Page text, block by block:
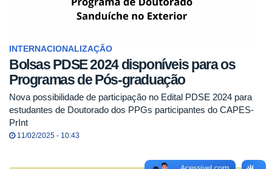
INTERNACIONALIZAÇÃO
Bolsas PDSE 2024 disponíveis para os
Programas de Pós-graduação
Nova possibilidade de participação no Edital PDSE 2024 para
estudantes de Doutorado dos PPGs participantes do CAPES-
PrInt
11/02/2025 - 10:43